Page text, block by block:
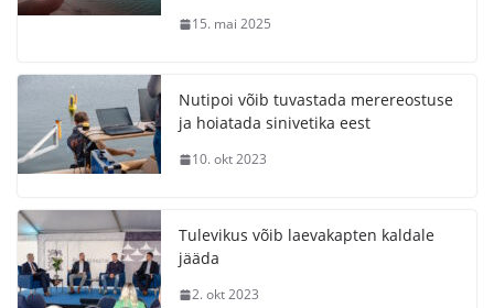
15. mai 2025
Nutipoi võib tuvastada merereostuse
ja hoiatada sinivetika eest
10. okt 2023
Tulevikus võib laevakapten kaldale
jääda
2. okt 2023